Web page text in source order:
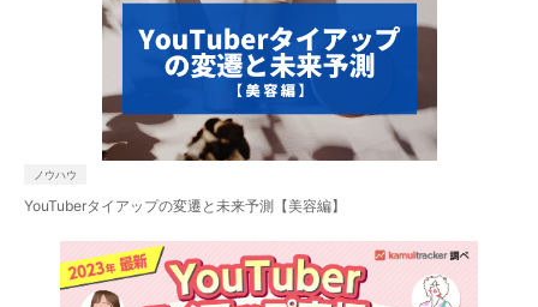
ノウハウ
YouTuberタイアップの変遷と未来予測【美容編】